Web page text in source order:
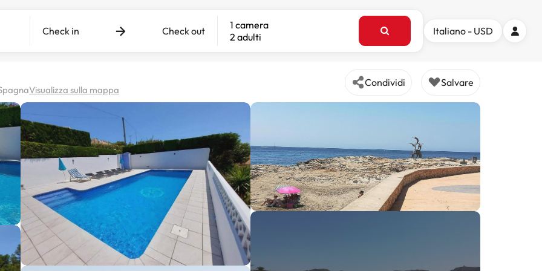
Check in Check out
1 camera
2 adulti
Italiano - USD
Visualizza sulla mappa
Condividi Salvare